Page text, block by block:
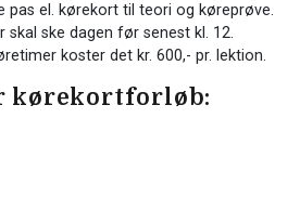
pas el. kørekort til teori og køreprøve.
ske dagen før senest kl. 12.
koster det kr. 600,- pr. lektion.
kørekortforløb: